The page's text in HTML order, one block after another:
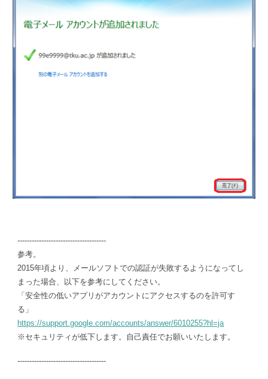
-------------------------------------
参考。
2015年頃より、メールソフトでの認証が失敗するようになってし
まった場合、以下を参考にしてください。
「安全性の低いアプリがアカウントにアクセスするのを許可す
る」
https://support.google.com/accounts/answer/6010255?hl=ja
※セキュリティが低下します。自己責任でお願いいたします。
-------------------------------------